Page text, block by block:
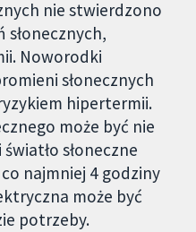
nie stwierdzono
słonecznych,
Noworodki
słonecznych
hipertermii.
może być nie
słoneczne
najmniej 4 godziny
może być
potrzeby.